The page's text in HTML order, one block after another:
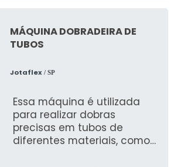
MÁQUINA DOBRADEIRA DE
TUBOS
Jotaflex/ SP
Essa máquina é utilizada
para realizar dobras
precisas em tubos de
diferentes materiais, como